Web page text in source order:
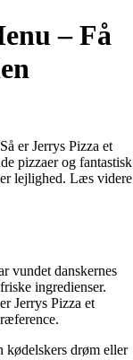
– Få
er Jerrys Pizza et
pizzaer og fantastisk
lejlighed. Læs videre
vundet danskernes
ingredienser.
Jerrys Pizza et
kødelskers drøm eller